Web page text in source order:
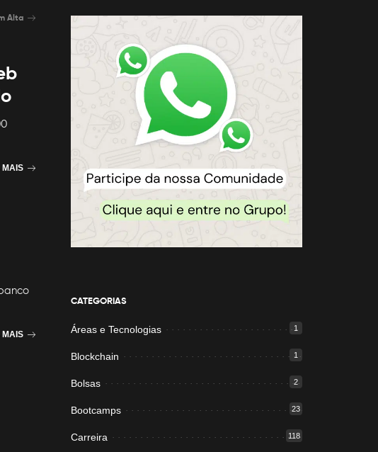
Alta
MAIS
MAIS
CATEGORIAS
Áreas e Tecnologias 1
Blockchain 1
Bolsas 2
Bootcamps 23
Carreira 118